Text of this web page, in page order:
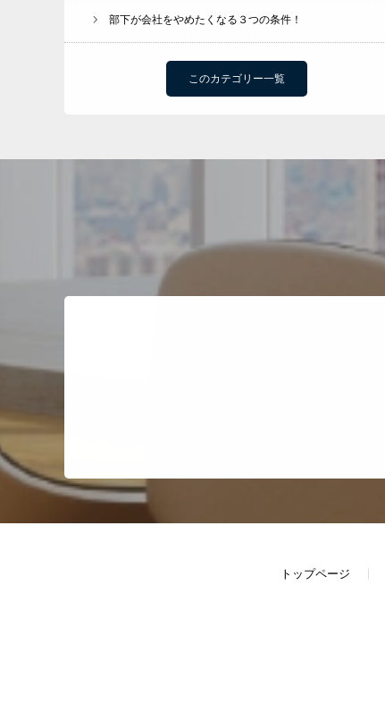
部下が会社をやめたくなる３つの条件！
このカテゴリー一覧
トップページ